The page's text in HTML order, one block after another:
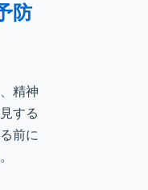
防
精神
する
前に